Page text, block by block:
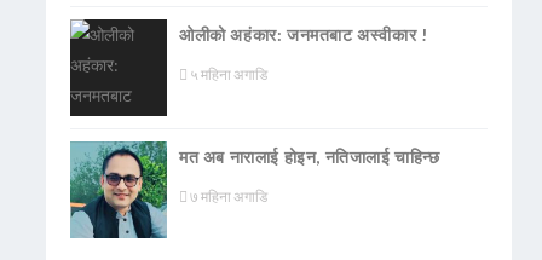
ओलीको अहंकार: जनमतबाट अस्वीकार !
५ महिना अगाडि
मत अब नारालाई होइन, नतिजालाई चाहिन्छ
७ महिना अगाडि